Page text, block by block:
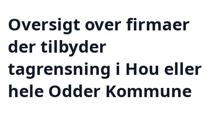
Oversigt over firmaer
der tilbyder
tagrensning i Hou eller
hele Odder Kommune